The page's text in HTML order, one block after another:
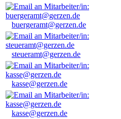
buergeramt@gerzen.de
steueramt@gerzen.de
kasse@gerzen.de
kasse@gerzen.de